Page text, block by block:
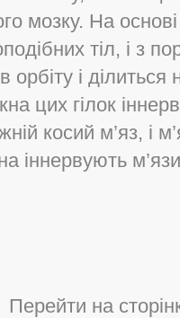
мозку. На
тіл, і з
орбіту і
цих гілок
косий м’яз, і
іннервують
Перейти на